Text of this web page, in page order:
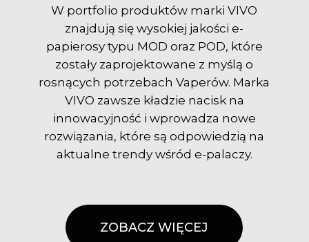
W portfolio produktów marki VIVO
znajdują się wysokiej jakości e-
papierosy typu MOD oraz POD, które
zostały zaprojektowane z myślą o
rosnących potrzebach Vaperów. Marka
VIVO zawsze kładzie nacisk na
innowacyjność i wprowadza nowe
rozwiązania, które są odpowiedzią na
aktualne trendy wśród e-palaczy.
ZOBACZ WIĘCEJ